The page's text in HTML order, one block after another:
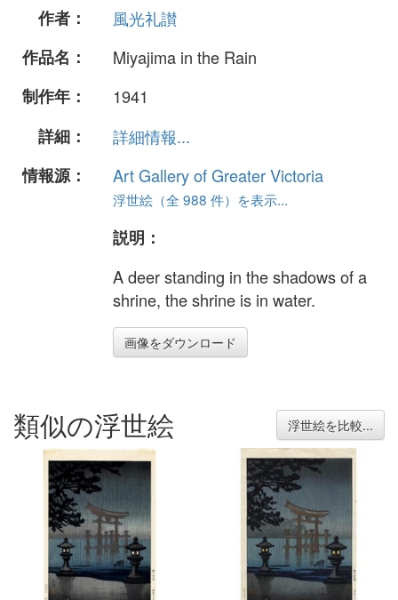
作者：
風光礼讃
作品名：
Miyajima in the Rain
制作年：
1941
詳細：
詳細情報...
情報源：
Art Gallery of Greater Victoria
浮世絵（全 988 件）を表示...
説明：
A deer standing in the shadows of a
shrine, the shrine is in water.
画像をダウンロード
類似の浮世絵 浮世絵を比較...